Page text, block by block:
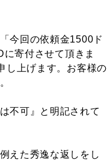
今回の依頼金1500ド
寄付させて頂きま
し上げます。お客様の
不可』と明記されて
えた秀逸な返しをし